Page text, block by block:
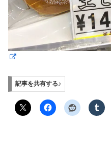
記事を共有する♪